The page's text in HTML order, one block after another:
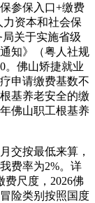
参保入口+缴费
力资本和社会保
关于实施省级
知》（粤人社规
。佛山矫捷就业
申请缴费基数不
基养老安全的缴
佛山职工根基养
按最低来算，
费率为2%。详
费尺度，2026佛
险类别按照国度